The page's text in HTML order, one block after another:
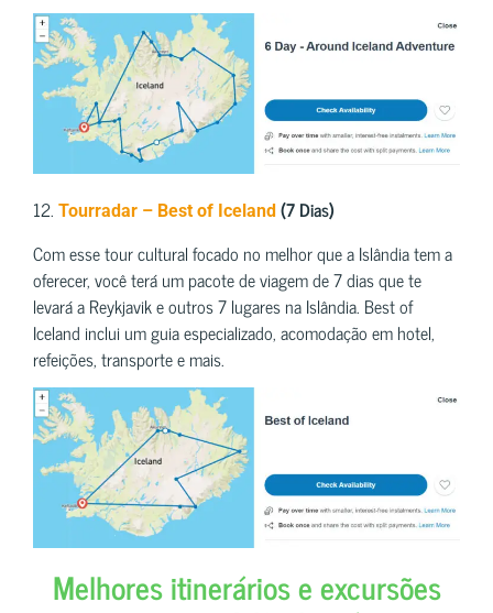
12. Tourradar – Best of Iceland (7 Dias)
Com esse tour cultural focado no melhor que a Islândia tem a
oferecer, você terá um pacote de viagem de 7 dias que te
levará a Reykjavik e outros 7 lugares na Islândia. Best of
Iceland inclui um guia especializado, acomodação em hotel,
refeições, transporte e mais.
Melhores itinerários e excursões